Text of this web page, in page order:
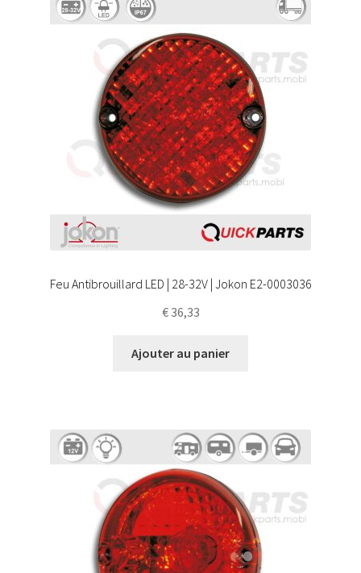
Feu Antibrouillard LED | 28-32V | Jokon E2-0003036
€36,33
Ajouter au panier